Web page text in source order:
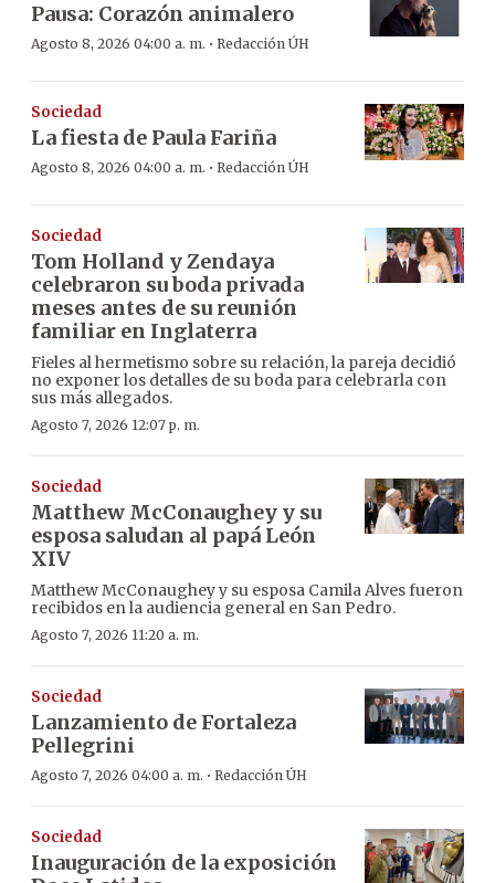
Pausa: Corazón animalero
Agosto 8, 2026 04:00 a. m. · Redacción ÚH
Sociedad
La fiesta de Paula Fariña
Agosto 8, 2026 04:00 a. m. · Redacción ÚH
Sociedad
Tom Holland y Zendaya
celebraron su boda privada
meses antes de su reunión
familiar en Inglaterra
Fieles al hermetismo sobre su relación, la pareja decidió
no exponer los detalles de su boda para celebrarla con
sus más allegados.
Agosto 7, 2026 12:07 p. m.
Sociedad
Matthew McConaughey y su
esposa saludan al papá León
XIV
Matthew McConaughey y su esposa Camila Alves fueron
recibidos en la audiencia general en San Pedro.
Agosto 7, 2026 11:20 a. m.
Sociedad
Lanzamiento de Fortaleza
Pellegrini
Agosto 7, 2026 04:00 a. m. · Redacción ÚH
Sociedad
Inauguración de la exposición